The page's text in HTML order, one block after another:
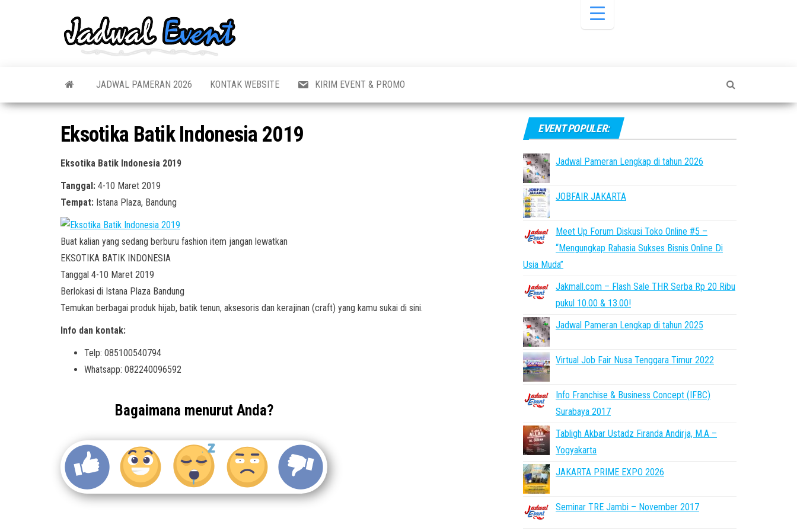
Pameran,
Acara &
Terbaru
Seminar,
Bazaar,
Job Fair,
Lomba dll.
JADWAL PAMERAN 2026 KONTAK WEBSITE KIRIM EVENT & PROMO
Eksotika Batik Indonesia 2019
Eksotika Batik Indonesia 2019
Tanggal: 4-10 Maret 2019
Tempat: Istana Plaza, Bandung
Buat kalian yang sedang berburu fashion item jangan lewatkan
EKSOTIKA BATIK INDONESIA
Tanggal 4-10 Maret 2019
Berlokasi di Istana Plaza Bandung
Temukan berbagai produk hijab, batik tenun, aksesoris dan kerajinan (craft) yang kamu sukai di sini.
Info dan kontak:
Telp: 085100540794
Whatsapp: 082240096592
Bagaimana menurut Anda?
EVENT POPULER:
Jadwal Pameran Lengkap di tahun 2026
JOBFAIR JAKARTA
Meet Up Forum Diskusi Toko Online #5 –
“Mengungkap Rahasia Sukses Bisnis Online Di
Usia Muda”
Jakmall.com – Flash Sale THR Serba Rp 20 Ribu
pukul 10.00 & 13.00!
Jadwal Pameran Lengkap di tahun 2025
Virtual Job Fair Nusa Tenggara Timur 2022
Info Franchise & Business Concept (IFBC)
Surabaya 2017
Tabligh Akbar Ustadz Firanda Andirja, M.A –
Yogyakarta
JAKARTA PRIME EXPO 2026
Seminar TRE Jambi – November 2017